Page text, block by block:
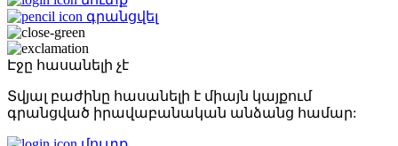
գրանցվել
Էջը հասանելի չէ
Տվյալ բաժինը հասանելի է միայն կայքում
գրանցված իրավաբանական անձանց համար: